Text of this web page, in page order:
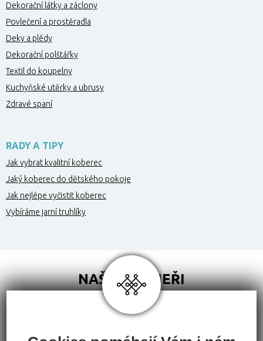
Dekorační látky a záclony
Povlečení a prostěradla
Deky a plédy
Dekorační polštářky
Textil do koupelny
Kuchyňské utěrky a ubrusy
Zdravé spaní
RADY A TIPY
Jak vybrat kvalitní koberec
Jaký koberec do dětského pokoje
Jak nejlépe vyčistit koberec
Vybíráme jarní truhlíky
NAŠI PARTNEŘI